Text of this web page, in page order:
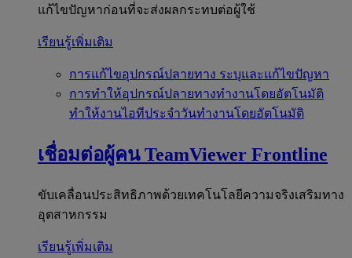
แก้ไขปัญหาก่อนที่จะส่งผลกระทบต่อผู้ใช้
เรียนรู้เพิ่มเติม
การแก้ไขอุปกรณ์ปลายทาง ระบุและแก้ไขปัญหา
การทำให้อุปกรณ์ปลายทางทำงานโดยอัตโนมัติ
ทำให้งานไอทีประจำวันทำงานโดยอัตโนมัติ
เชื่อมต่อผู้คน TeamViewer Frontline
ขับเคลื่อนประสิทธิภาพด้วยเทคโนโลยีความจริงเสริมทาง
อุตสาหกรรม
เรียนรู้เพิ่มเติม